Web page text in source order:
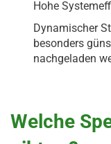
Hohe
Dynamischer
besonders
nachgeladen
Welche